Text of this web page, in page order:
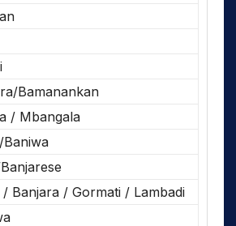
Bamanankan
/ Mbangala
Baniwa
/ Banjara / Gormati / Lambadi